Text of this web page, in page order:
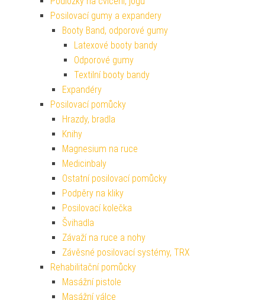
Posilovací gumy a expandery
Booty Band, odporové gumy
Latexové booty bandy
Odporové gumy
Textilní booty bandy
Expandéry
Posilovací pomůcky
Hrazdy, bradla
Knihy
Magnesium na ruce
Medicinbaly
Ostatní posilovací pomůcky
Podpěry na kliky
Posilovací kolečka
Švihadla
Závaží na ruce a nohy
Závěsné posilovací systémy, TRX
Rehabilitační pomůcky
Masážní pistole
Masážní válce